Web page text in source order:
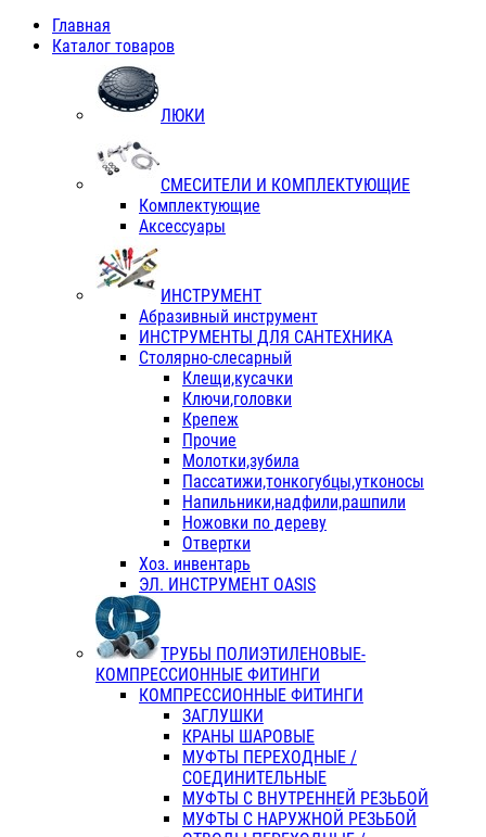
Главная
Каталог товаров
ЛЮКИ
СМЕСИТЕЛИ И КОМПЛЕКТУЮЩИЕ
Комплектующие
Аксессуары
ИНСТРУМЕНТ
Абразивный инструмент
ИНСТРУМЕНТЫ ДЛЯ САНТЕХНИКА
Столярно-слесарный
Клещи,кусачки
Ключи,головки
Крепеж
Прочие
Молотки,зубила
Пассатижи,тонкогубцы,утконосы
Напильники,надфили,рашпили
Ножовки по дереву
Отвертки
Хоз. инвентарь
ЭЛ. ИНСТРУМЕНТ OASIS
ТРУБЫ ПОЛИЭТИЛЕНОВЫЕ-
КОМПРЕССИОННЫЕ ФИТИНГИ
КОМПРЕССИОННЫЕ ФИТИНГИ
ЗАГЛУШКИ
КРАНЫ ШАРОВЫЕ
МУФТЫ ПЕРЕХОДНЫЕ /
СОЕДИНИТЕЛЬНЫЕ
МУФТЫ С ВНУТРЕННЕЙ РЕЗЬБОЙ
МУФТЫ С НАРУЖНОЙ РЕЗЬБОЙ